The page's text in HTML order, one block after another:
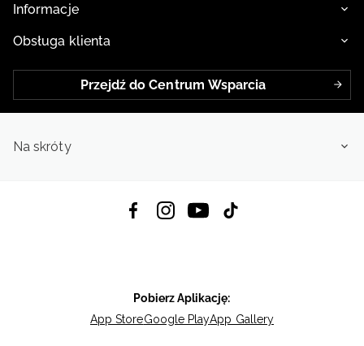
Informacje
Obsługa klienta
Przejdź do Centrum Wsparcia
Na skróty
Pobierz Aplikację:
App StoreGoogle PlayApp Gallery